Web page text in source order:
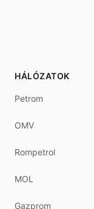
HÁLÓZATOK
Petrom
OMV
Rompetrol
MOL
Gazprom